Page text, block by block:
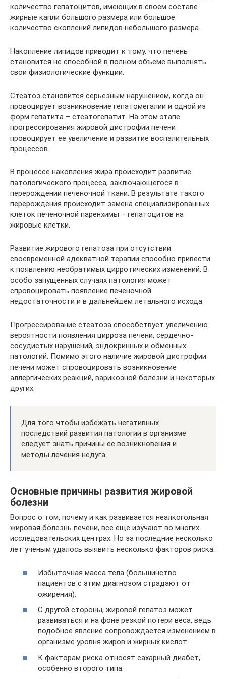
количество гепатоцитов, имеющих в своем составе
жирные капли большого размера или большое
количество скоплений липидов небольшого размера.
Накопление липидов приводит к тому, что печень
становится не способной в полном объеме выполнять
свои физиологические функции.
Стеатоз становится серьезным нарушением, когда он
провоцирует возникновение гепатомегалии и одной из
форм гепатита – стеатогепатит. На этом этапе
прогрессирования жировой дистрофии печени
провоцирует ее увеличение и развитие воспалительных
процессов.
В процессе накопления жира происходит развитие
патологического процесса, заключающегося в
перерождении печеночной ткани. В результате такого
перерождения происходит замена специализированных
клеток печеночной паренхимы – гепатоцитов на
жировые клетки.
Развитие жирового гепатоза при отсутствии
своевременной адекватной терапии способно привести
к появлению необратимых цирротических изменений. В
особо запущенных случаях патология может
спровоцировать появление печеночной
недостаточности и в дальнейшем летального исхода.
Прогрессирование стеатоза способствует увеличению
вероятности появления цирроза печени, сердечно-
сосудистых нарушений, эндокринных и обменных
патологий. Помимо этого наличие жировой дистрофии
печени может спровоцировать возникновение
аллергических реакций, варикозной болезни и некоторых
других.
Для того чтобы избежать негативных
последствий развития патологии в организме
следует знать причины ее возникновения и
методы лечения недуга.
Основные причины развития жировой
болезни
Вопрос о том, почему и как развивается неалкогольная
жировая болезнь печени, все еще изучают во многих
исследовательских центрах. Но за последние несколько
лет ученым удалось выявить несколько факторов риска:
Избыточная масса тела (большинство
пациентов с этим диагнозом страдают от
ожирения).
С другой стороны, жировой гепатоз может
развиваться и на фоне резкой потери веса, ведь
подобное явление сопровождается изменением в
организме уровня жиров и жирных кислот.
К факторам риска относят сахарный диабет,
особенно второго типа.